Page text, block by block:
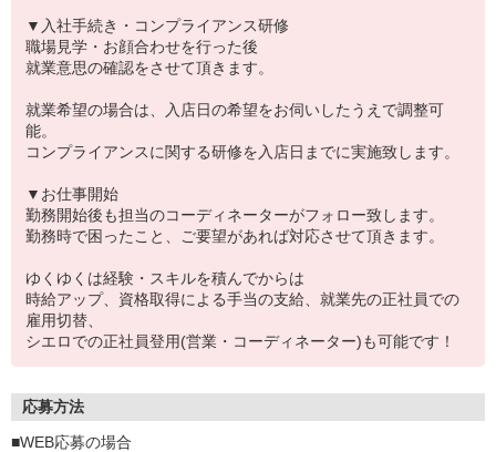
▼入社手続き・コンプライアンス研修
職場見学・お顔合わせを行った後
就業意思の確認をさせて頂きます。
就業希望の場合は、入店日の希望をお伺いしたうえで調整可
能。
コンプライアンスに関する研修を入店日までに実施致します。
▼お仕事開始
勤務開始後も担当のコーディネーターがフォロー致します。
勤務時で困ったこと、ご要望があれば対応させて頂きます。
ゆくゆくは経験・スキルを積んでからは
時給アップ、資格取得による手当の支給、就業先の正社員での
雇用切替、
シエロでの正社員登用(営業・コーディネーター)も可能です！
応募方法
■WEB応募の場合